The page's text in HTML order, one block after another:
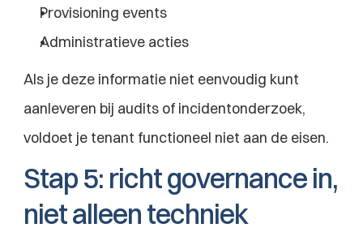
Provisioning events
Administratieve acties
Als je deze informatie niet eenvoudig kunt
aanleveren bij audits of incidentonderzoek,
voldoet je tenant functioneel niet aan de eisen.
Stap 5: richt governance in,
niet alleen techniek